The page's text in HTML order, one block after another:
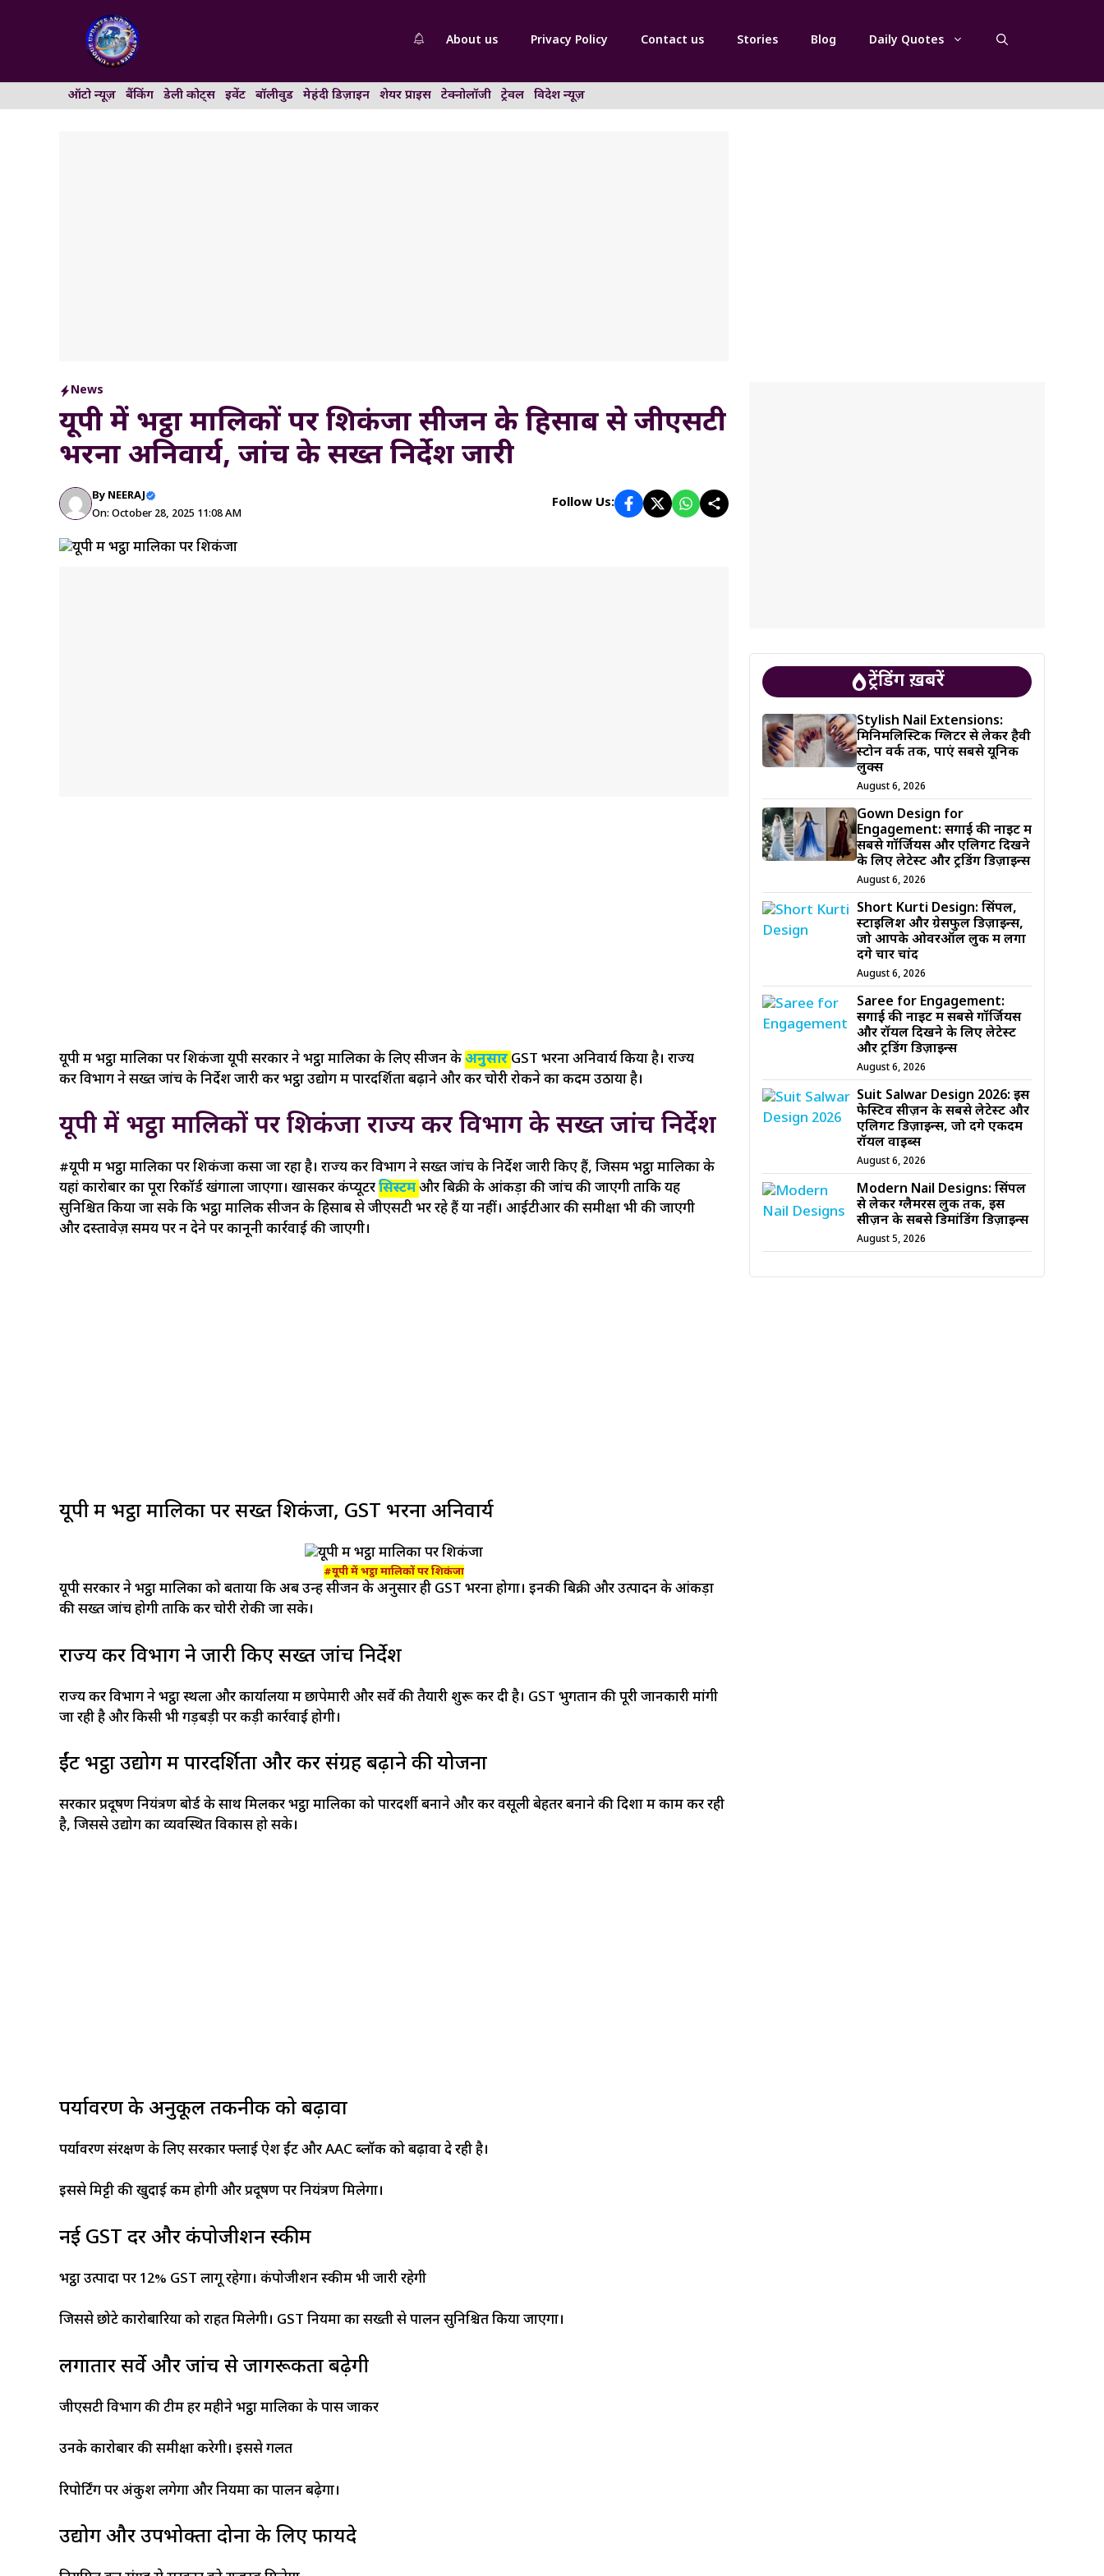
About us Privacy Policy Contact us Stories Blog Daily Quotes
ऑटो न्यूज़ बैंकिंग डेली कोट्स इवेंट बॉलीवुड मेहंदी डिज़ाइन शेयर प्राइस टेक्नोलॉजी ट्रेवल विदेश न्यूज़
News
यूपी में भट्ठा मालिकों पर शिकंजा सीजन के हिसाब से जीएसटी
भरना अनिवार्य, जांच के सख्त निर्देश जारी
By NEERAJ
On: October 28, 2025 11:08 AM
Follow Us:
यूपी में भट्ठा मालिकों पर शिकंजा यूपी सरकार ने भट्ठा मालिकों के लिए सीजन केअनुसार GST भरना अनिवार्य किया है। राज्य
कर विभाग ने सख्त जांच के निर्देश जारी कर भट्ठा उद्योग में पारदर्शिता बढ़ाने और कर चोरी रोकने का कदम उठाया है।
यूपी में भट्ठा मालिकों पर शिकंजा राज्य कर विभाग के सख्त जांच निर्देश
#यूपी में भट्ठा मालिकों पर शिकंजा कसा जा रहा है। राज्य कर विभाग ने सख्त जांच के निर्देश जारी किए हैं, जिसमें भट्ठा मालिकों के
यहां कारोबार का पूरा रिकॉर्ड खंगाला जाएगा। खासकर कंप्यूटरसिस्टमऔर बिक्री के आंकड़ों की जांच की जाएगी ताकि यह
सुनिश्चित किया जा सके कि भट्ठा मालिक सीजन के हिसाब से जीएसटी भर रहे हैं या नहीं। आईटीआर की समीक्षा भी की जाएगी
और दस्तावेज़ समय पर न देने पर कानूनी कार्रवाई की जाएगी।
यूपी में भट्ठा मालिकों पर सख्त शिकंजा, GST भरना अनिवार्य
#यूपी में भट्ठा मालिकों पर शिकंजा
यूपी सरकार ने भट्ठा मालिकों को बताया कि अब उन्हें सीजन के अनुसार ही GST भरना होगा। इनकी बिक्री और उत्पादन के आंकड़ों
की सख्त जांच होगी ताकि कर चोरी रोकी जा सके।​
राज्य कर विभाग ने जारी किए सख्त जांच निर्देश
राज्य कर विभाग ने भट्ठा स्थलों और कार्यालयों में छापेमारी और सर्वे की तैयारी शुरू कर दी है। GST भुगतान की पूरी जानकारी मांगी
जा रही है और किसी भी गड़बड़ी पर कड़ी कार्रवाई होगी।​
ईंट भट्ठा उद्योग में पारदर्शिता और कर संग्रह बढ़ाने की योजना
सरकार प्रदूषण नियंत्रण बोर्ड के साथ मिलकर भट्ठा मालिकों को पारदर्शी बनाने और कर वसूली बेहतर बनाने की दिशा में काम कर रही
है, जिससे उद्योग का व्यवस्थित विकास हो सके।​
पर्यावरण के अनुकूल तकनीक को बढ़ावा
पर्यावरण संरक्षण के लिए सरकार फ्लाई ऐश ईंट और AAC ब्लॉक को बढ़ावा दे रही है।
इससे मिट्टी की खुदाई कम होगी और प्रदूषण पर नियंत्रण मिलेगा।​
नई GST दरें और कंपोजीशन स्कीम
भट्ठा उत्पादों पर 12% GST लागू रहेगा। कंपोजीशन स्कीम भी जारी रहेगी
जिससे छोटे कारोबारियों को राहत मिलेगी। GST नियमों का सख्ती से पालन सुनिश्चित किया जाएगा।​
लगातार सर्वे और जांच से जागरूकता बढ़ेगी
जीएसटी विभाग की टीम हर महीने भट्ठा मालिकों के पास जाकर
उनके कारोबार की समीक्षा करेगी। इससे गलत
रिपोर्टिंग पर अंकुश लगेगा और नियमों का पालन बढ़ेगा।​
उद्योग और उपभोक्ता दोनों के लिए फायदे
ट्रेंडिंग ख़बरें
Stylish Nail Extensions:
मिनिमलिस्टिक ग्लिटर से लेकर हैवी
स्टोन वर्क तक, पाएं सबसे यूनिक
लुक्स
August 6, 2026
Gown Design for
Engagement: सगाई की नाइट में
सबसे गॉर्जियस और एलिगेंट दिखने
के लिए लेटेस्ट और ट्रेंडिंग डिज़ाइन्स
August 6, 2026
Short Kurti Design: सिंपल,
स्टाइलिश और ग्रेसफुल डिज़ाइन्स,
जो आपके ओवरऑल लुक में लगा
देंगे चार चांद
August 6, 2026
Saree for Engagement:
सगाई की नाइट में सबसे गॉर्जियस
और रॉयल दिखने के लिए लेटेस्ट
और ट्रेंडिंग डिज़ाइन्स
August 6, 2026
Suit Salwar Design 2026: इस
फेस्टिव सीज़न के सबसे लेटेस्ट और
एलिगेंट डिज़ाइन्स, जो देंगे एकदम
रॉयल वाइब्स
August 6, 2026
Modern Nail Designs: सिंपल
से लेकर ग्लैमरस लुक तक, इस
सीज़न के सबसे डिमांडिंग डिज़ाइन्स
August 5, 2026